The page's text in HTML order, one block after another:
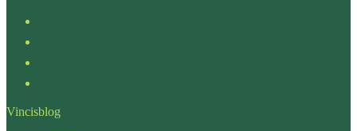
Vincisblog